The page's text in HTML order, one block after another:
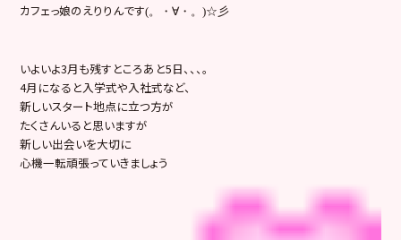
カフェっ娘のえりりんです(。・∀・。)☆彡
いよいよ3月も残すところあと5日、、、。
4月になると入学式や入社式など、
新しいスタート地点に立つ方が
たくさんいると思いますが
新しい出会いを大切に
心機一転頑張っていきましょう